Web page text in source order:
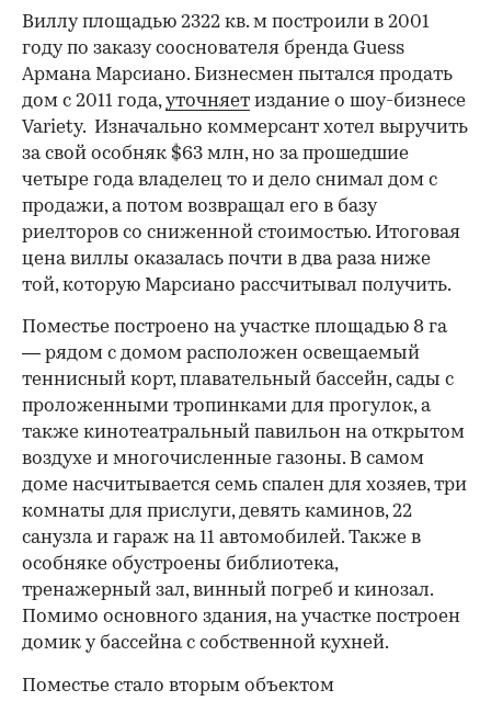
Виллу площадью 2322 кв. м построили в 2001
году по заказу сооснователя бренда Guess
Армана Марсиано. Бизнесмен пытался продать
дом с 2011 года,уточняет издание о шоу-бизнесе
Variety. Изначально коммерсант хотел выручить
за свой особняк $63 млн, но за прошедшие
четыре года владелец то и дело снимал дом с
продажи, а потом возвращал его в базу
риелторов со сниженной стоимостью. Итоговая
цена виллы оказалась почти в два раза ниже
той, которую Марсиано рассчитывал получить.
Поместье построено на участке площадью 8 га
— рядом с домом расположен освещаемый
теннисный корт, плавательный бассейн, сады с
проложенными тропинками для прогулок, а
также кинотеатральный павильон на открытом
воздухе и многочисленные газоны. В самом
доме насчитывается семь спален для хозяев, три
комнаты для прислуги, девять каминов, 22
санузла и гараж на 11 автомобилей. Также в
особняке обустроены библиотека,
тренажерный зал, винный погреб и кинозал.
Помимо основного здания, на участке построен
домик у бассейна с собственной кухней.
Поместье стало вторым объектом